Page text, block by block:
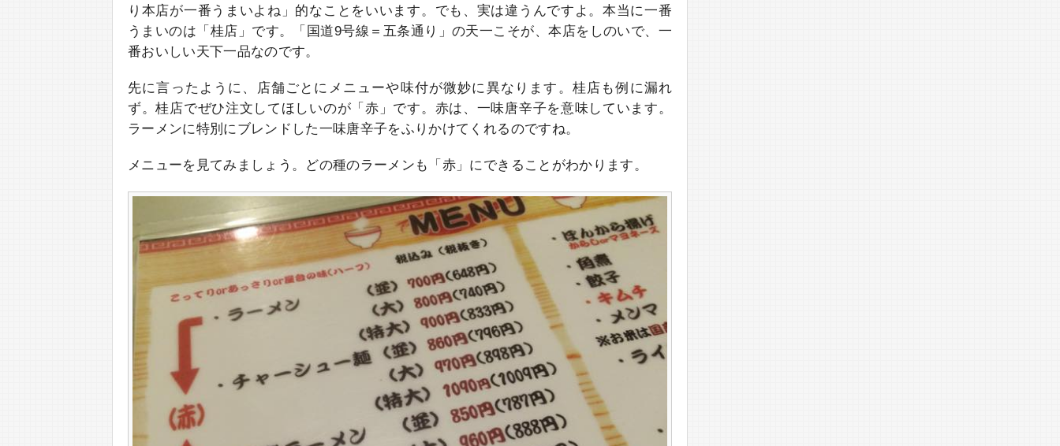
り本店が一番うまいよね」的なことをいいます。でも、実は違うんですよ。本当に一番
うまいのは「桂店」です。「国道9号線＝五条通り」の天一こそが、本店をしのいで、一
番おいしい天下一品なのです。
先に言ったように、店舗ごとにメニューや味付が微妙に異なります。桂店も例に漏れ
ず。桂店でぜひ注文してほしいのが「赤」です。赤は、一味唐辛子を意味しています。
ラーメンに特別にブレンドした一味唐辛子をふりかけてくれるのですね。
メニューを見てみましょう。どの種のラーメンも「赤」にできることがわかります。